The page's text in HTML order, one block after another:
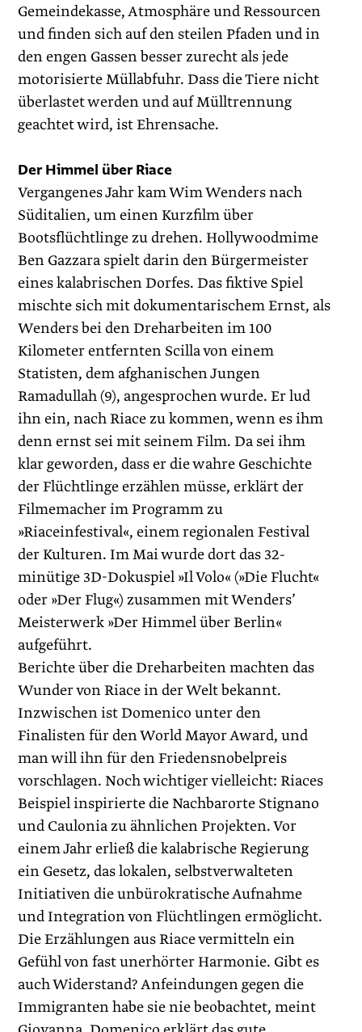
Gemeindekasse, Atmosphäre und Ressourcen
und finden sich auf den steilen Pfaden und in
den engen Gassen besser zurecht als jede
motorisierte Müllabfuhr. Dass die Tiere nicht
überlastet werden und auf Mülltrennung
geachtet wird, ist Ehrensache.
Der Himmel über Riace
Vergangenes Jahr kam Wim Wenders nach
Süditalien, um einen Kurzfilm über
Bootsflüchtlinge zu drehen. Hollywoodmime
Ben Gazzara spielt darin den Bürgermeister
eines kalabrischen Dorfes. Das fiktive Spiel
mischte sich mit dokumentarischem Ernst, als
Wenders bei den Dreharbeiten im 100
Kilometer entfernten Scilla von einem
Statisten, dem afghanischen Jungen
Ramadullah (9), angesprochen wurde. Er lud
ihn ein, nach Riace zu kommen, wenn es ihm
denn ernst sei mit seinem Film. Da sei ihm
klar geworden, dass er die wahre Geschichte
der Flüchtlinge erzählen müsse, erklärt der
Filmemacher im Programm zu
»Riaceinfestival«, einem regionalen Festival
der Kulturen. Im Mai wurde dort das 32-
minütige 3D-Dokuspiel »Il Volo« (»Die Flucht«
oder »Der Flug«) zusammen mit Wenders’
Meisterwerk »Der Himmel über Berlin«
aufgeführt.
Berichte über die Dreharbeiten machten das
Wunder von Riace in der Welt bekannt.
Inzwischen ist Domenico unter den
Finalisten für den World Mayor Award, und
man will ihn für den Friedensnobelpreis
vorschlagen. Noch wichtiger vielleicht: Riaces
Beispiel inspirierte die Nachbarorte Stignano
und Caulonia zu ähnlichen Projekten. Vor
einem Jahr erließ die kalabrische Regierung
ein Gesetz, das lokalen, selbstverwalteten
Initiativen die unbürokratische Aufnahme
und Integration von Flüchtlingen ermöglicht.
Die Erzählungen aus Riace vermitteln ein
Gefühl von fast unerhörter Harmonie. Gibt es
auch Widerstand? Anfeindungen gegen die
Immigranten habe sie nie beobachtet, meint